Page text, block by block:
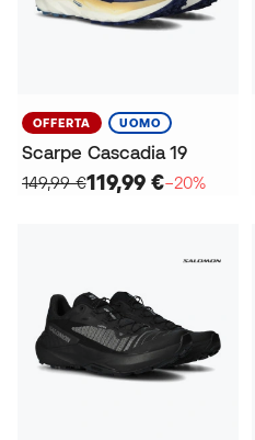
OFFERTA UOMO
Scarpe Cascadia 19
149,99 €119,99 €−20%